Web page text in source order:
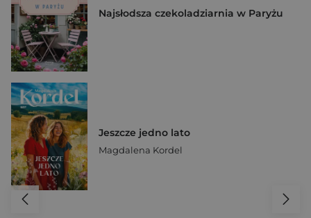
Najsłodsza czekoladziarnia w Paryżu
Jeszcze jedno lato
Magdalena Kordel